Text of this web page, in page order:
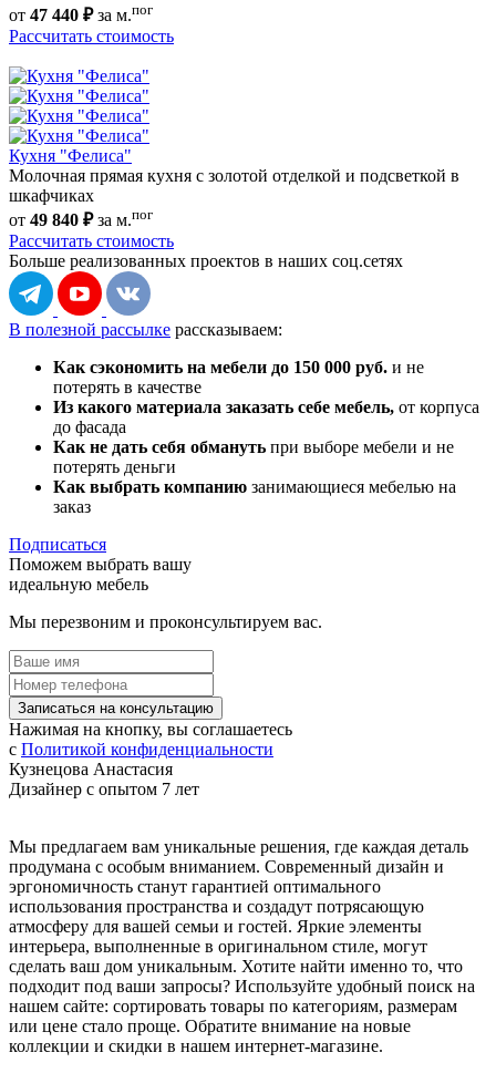
от 47 440 ₽за м.пог
Рассчитать стоимость
Кухня "Фелиса"
Молочная прямая кухня с золотой отделкой и подсветкой в
шкафчиках
от 49 840 ₽за м.пог
Рассчитать стоимость
Больше реализованных проектов в наших соц.сетях
В полезной рассылке рассказываем:
Как сэкономить на мебели до 150 000 руб. и не
потерять в качестве
Из какого материала заказать себе мебель, от корпуса
до фасада
Как не дать себя обмануть при выборе мебели и не
потерять деньги
Как выбрать компанию занимающиеся мебелью на
заказ
Подписаться
Поможем выбрать вашу
идеальную мебель
Мы перезвоним и проконсультируем вас.
Записаться на консультацию
Нажимая на кнопку, вы соглашаетесь
с Политикой конфиденциальности
Кузнецова Анастасия
Дизайнер с опытом 7 лет
Мы предлагаем вам уникальные решения, где каждая деталь
продумана с особым вниманием. Современный дизайн и
эргономичность станут гарантией оптимального
использования пространства и создадут потрясающую
атмосферу для вашей семьи и гостей. Яркие элементы
интерьера, выполненные в оригинальном стиле, могут
сделать ваш дом уникальным. Хотите найти именно то, что
подходит под ваши запросы? Используйте удобный поиск на
нашем сайте: сортировать товары по категориям, размерам
или цене стало проще. Обратите внимание на новые
коллекции и скидки в нашем интернет-магазине.